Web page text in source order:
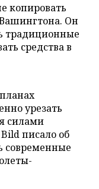
копировать
Он
традиционные
средства в
урезать
силами
писало об
современные